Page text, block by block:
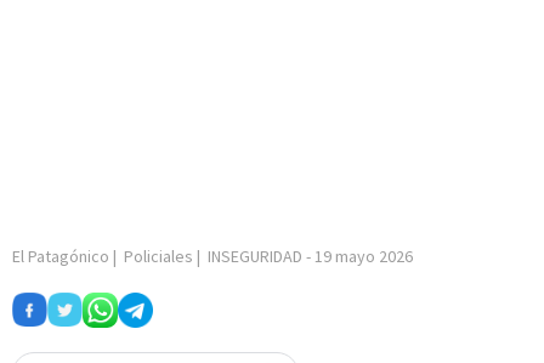
El Patagónico | Policiales | INSEGURIDAD - 19 mayo 2026